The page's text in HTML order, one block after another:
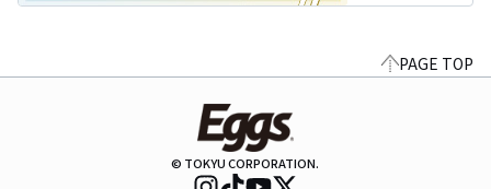
PAGE TOP
© TOKYU CORPORATION.